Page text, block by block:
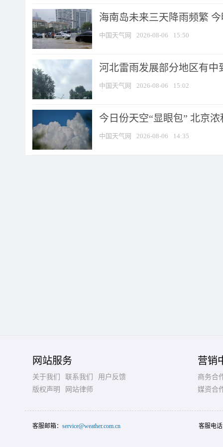
海南岛未来三天降雨频繁
中国天气网 2026-08-06 15:50
河北雷雨发展部分地区有中
中国天气网 2026-08-06 15:02
今日份天空“显眼包” 北京
中国天气网 2026-08-06 14:35
网站服务
关于我们 联系我们
用户反馈
版权声明
网站律师
营销
商务合
媒资合
客服邮箱： service@weather.com.cn 客服电